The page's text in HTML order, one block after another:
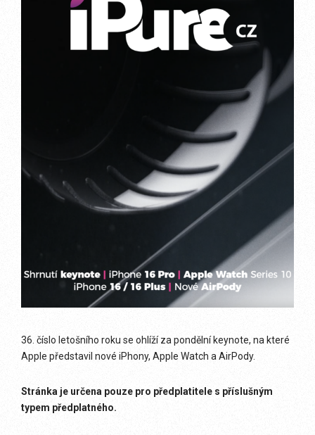
36. číslo letošního roku se ohlíží za pondělní keynote, na které
Apple představil nové iPhony, Apple Watch a AirPody.
Stránka je určena pouze pro předplatitele s příslušným
typem předplatného.